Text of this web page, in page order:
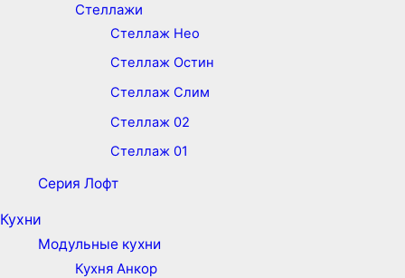
Стеллажи
Стеллаж Нео
Стеллаж Остин
Стеллаж Слим
Стеллаж 02
Стеллаж 01
Серия Лофт
Кухни
Модульные кухни
Кухня Анкор